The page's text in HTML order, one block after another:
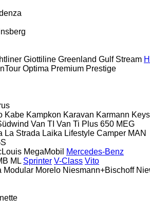
Giottiline Greenland Gulf Stream
Optima Premium Prestige
Kabe Kampkon Karavan Karmann
Van TI Van Ti Plus 650 MEG
La Strada Laika Lifestyle Camper MAN
MegaMobil
Mercedes-Benz
ML Sprinter V-Class Vito
Modular Morelo Niesmann+Bischoff